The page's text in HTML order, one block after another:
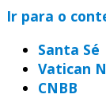
Ir para o
Santa Sé
Vatican
CNBB